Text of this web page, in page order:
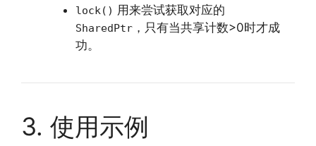
lock() 用来尝试获取对应的
SharedPtr，只有当共享计数>0时才成
功。
3. 使用示例